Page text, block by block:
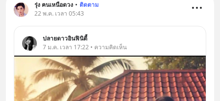
รุ่ง ฅนเหนือดวง • ติดตาม
22 พ.ค. เวลา 05:43
ปลายดาวอินฟินิตี้
7 ม.ค. เวลา 17:22 • ความคิดเห็น